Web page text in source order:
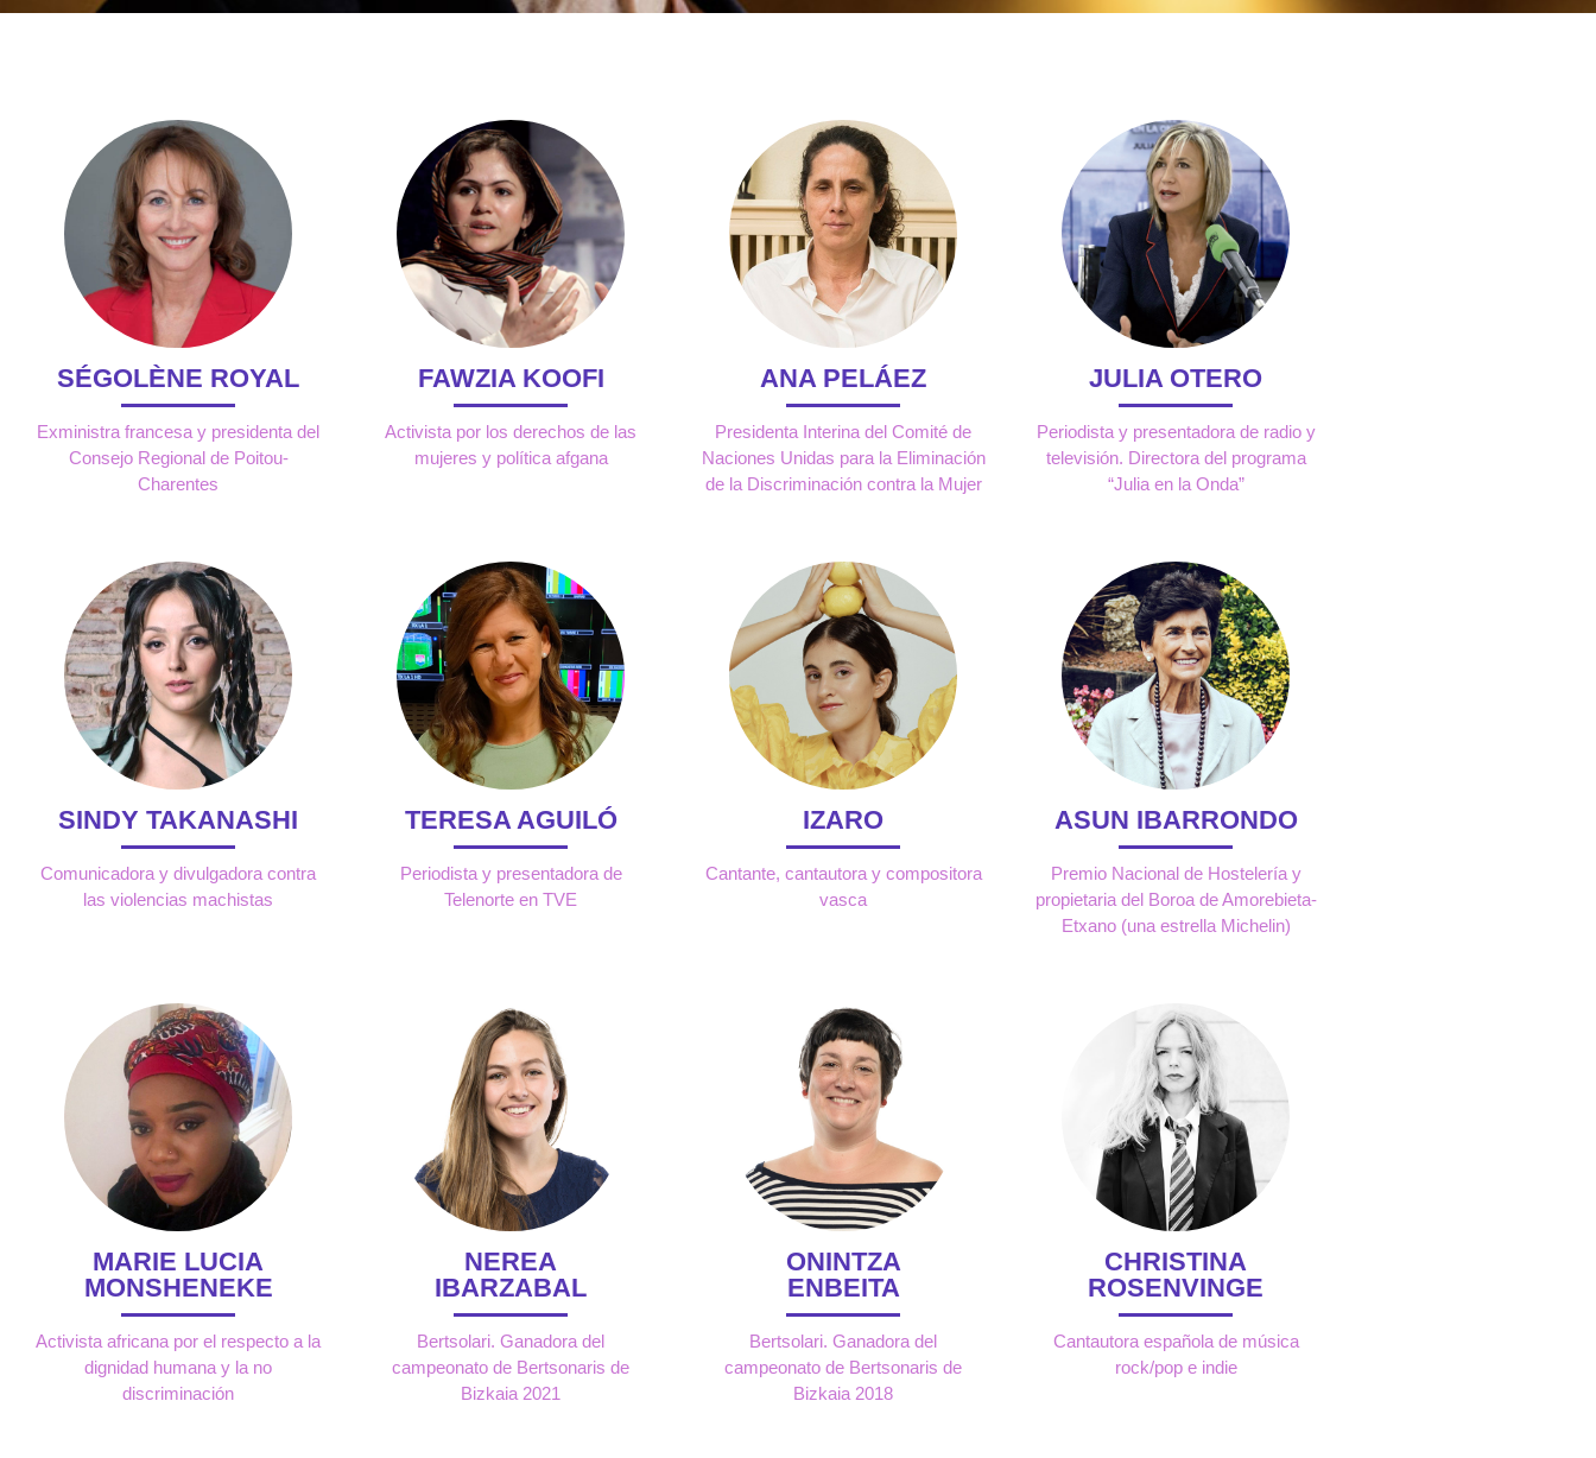
SÉGOLÈNE ROYAL
Exministra francesa y presidenta del
Consejo Regional de Poitou-
Charentes
FAWZIA KOOFI
Activista por los derechos de las
mujeres y política afgana
ANA PELÁEZ
Presidenta Interina del Comité de
Naciones Unidas para la Eliminación
de la Discriminación contra la Mujer
JULIA OTERO
Periodista y presentadora de radio y
televisión. Directora del programa
“Julia en la Onda”
SINDY TAKANASHI
Comunicadora y divulgadora contra
las violencias machistas
TERESA AGUILÓ
Periodista y presentadora de
Telenorte en TVE
IZARO
Cantante, cantautora y compositora
vasca
ASUN IBARRONDO
Premio Nacional de Hostelería y
propietaria del Boroa de Amorebieta-
Etxano (una estrella Michelin)
MARIE LUCIA
MONSHENEKE
Activista africana por el respecto a la
dignidad humana y la no
discriminación
NEREA
IBARZABAL
Bertsolari. Ganadora del
campeonato de Bertsonaris de
Bizkaia 2021
ONINTZA
ENBEITA
Bertsolari. Ganadora del
campeonato de Bertsonaris de
Bizkaia 2018
CHRISTINA
ROSENVINGE
Cantautora española de música
rock/pop e indie